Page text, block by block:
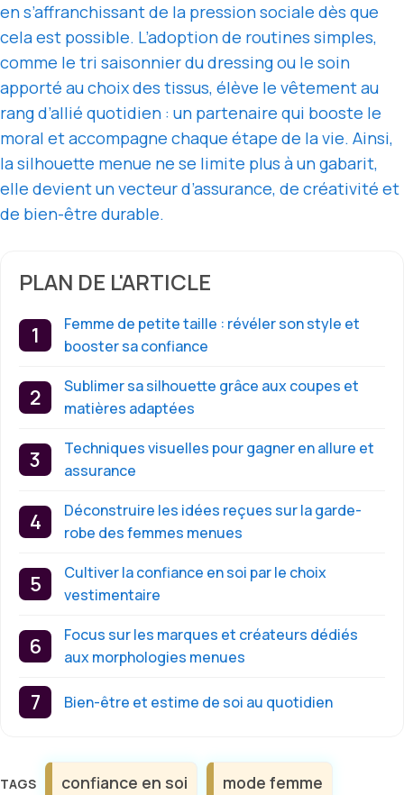
en s’affranchissant de la pression sociale dès que
cela est possible. L’adoption de routines simples,
comme le tri saisonnier du dressing ou le soin
apporté au choix des tissus, élève le vêtement au
rang d’allié quotidien : un partenaire qui booste le
moral et accompagne chaque étape de la vie. Ainsi,
la silhouette menue ne se limite plus à un gabarit,
elle devient un vecteur d’assurance, de créativité et
de bien-être durable.
PLAN DE L'ARTICLE
Femme de petite taille : révéler son style et
booster sa confiance
Sublimer sa silhouette grâce aux coupes et
matières adaptées
Techniques visuelles pour gagner en allure et
assurance
Déconstruire les idées reçues sur la garde-
robe des femmes menues
Cultiver la confiance en soi par le choix
vestimentaire
Focus sur les marques et créateurs dédiés
aux morphologies menues
Bien-être et estime de soi au quotidien
Étiquettes
confiance en soi mode femme